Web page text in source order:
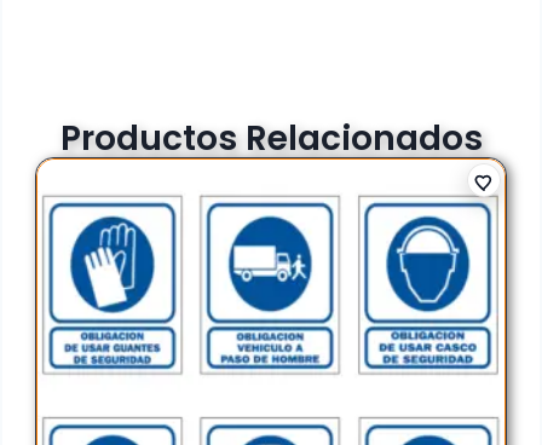
Productos Relacionados